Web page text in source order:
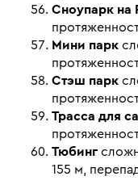
Сноупарк на
Мини парк
Стэш парк
Трасса для
Тюбинг
155 м,